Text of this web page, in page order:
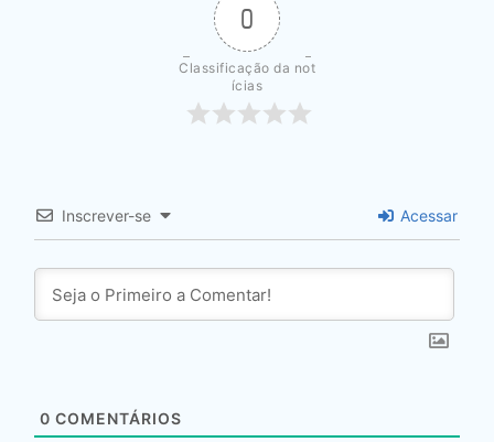
0
Classificação da not
ícias
Inscrever-se Acessar
0 COMENTÁRIOS